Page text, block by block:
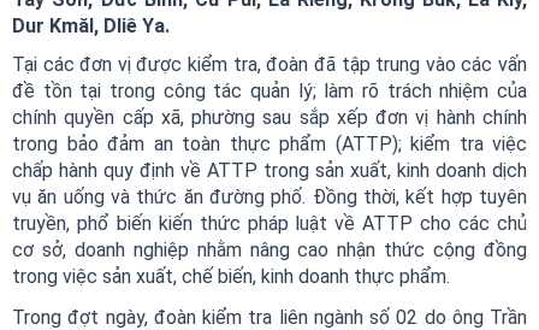
Dur Kmăl, Dliê Ya.
Tại các đơn vị được kiểm tra, đoàn đã tập trung vào các vấn
đề tồn tại trong công tác quản lý; làm rõ trách nhiệm của
chính quyền cấp xã, phường sau sắp xếp đơn vị hành chính
trong bảo đảm an toàn thực phẩm (ATTP); kiểm tra việc
chấp hành quy định về ATTP trong sản xuất, kinh doanh dịch
vụ ăn uống và thức ăn đường phố. Đồng thời, kết hợp tuyên
truyền, phổ biến kiến thức pháp luật về ATTP cho các chủ
cơ sở, doanh nghiệp nhằm nâng cao nhận thức cộng đồng
trong việc sản xuất, chế biến, kinh doanh thực phẩm.
Trong đợt ngày, đoàn kiểm tra liên ngành số 02 do ông Trần